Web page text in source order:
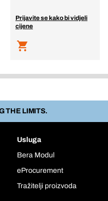
Prijavite se kako bi vidjeli
cijene
THE LIMITS.
Usluga
Bera Modul
eProcurement
Tražitelji proizvoda